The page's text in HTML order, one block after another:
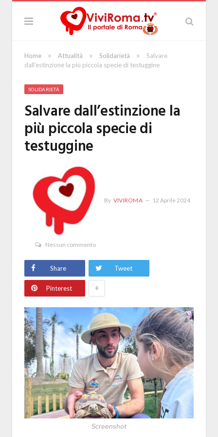
Home » Attualità » Solidarietà »
Salvare
dall’estinzione la più piccola specie di testuggine
SOLIDARIETÀ
Salvare dall’estinzione la
più piccola specie di
testuggine
By VIVIROMA 12 Aprile 2024
Nessun commento
Share Tweet
Pinterest +
Screenshot